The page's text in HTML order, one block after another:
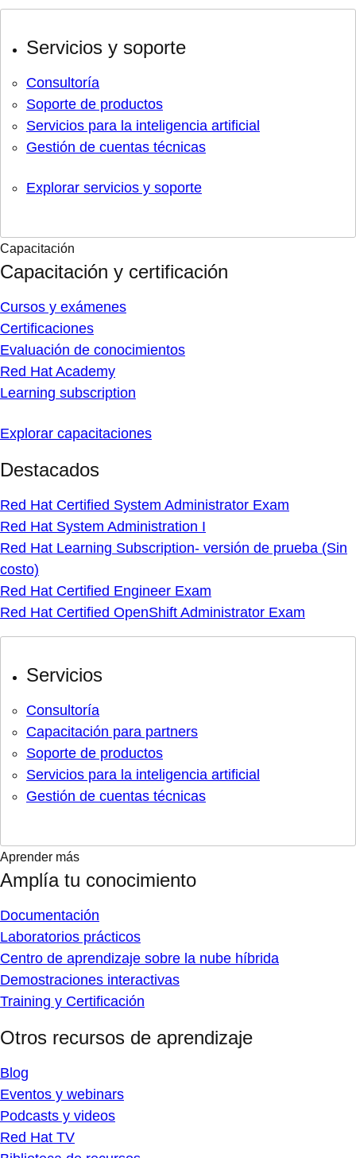
Servicios y soporte
Consultoría
Soporte de productos
Servicios para la inteligencia artificial
Gestión de cuentas técnicas
Explorar servicios y soporte
Capacitación
Capacitación y certificación
Cursos y exámenes
Certificaciones
Evaluación de conocimientos
Red Hat Academy
Learning subscription
Explorar capacitaciones
Destacados
Red Hat Certified System Administrator Exam
Red Hat System Administration I
Red Hat Learning Subscription- versión de prueba (Sin
costo)
Red Hat Certified Engineer Exam
Red Hat Certified OpenShift Administrator Exam
Servicios
Consultoría
Capacitación para partners
Soporte de productos
Servicios para la inteligencia artificial
Gestión de cuentas técnicas
Aprender más
Amplía tu conocimiento
Documentación
Laboratorios prácticos
Centro de aprendizaje sobre la nube híbrida
Demostraciones interactivas
Training y Certificación
Otros recursos de aprendizaje
Blog
Eventos y webinars
Podcasts y videos
Red Hat TV